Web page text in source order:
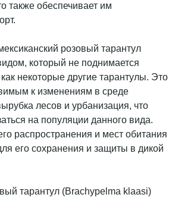
также обеспечивает им
розовый тарантул
который не поднимается
некоторые другие тарантулы. Это
к изменениям в среде
лесов и урбанизация, что
на популяции данного вида.
распространения и мест обитания
его сохранения и защиты в дикой